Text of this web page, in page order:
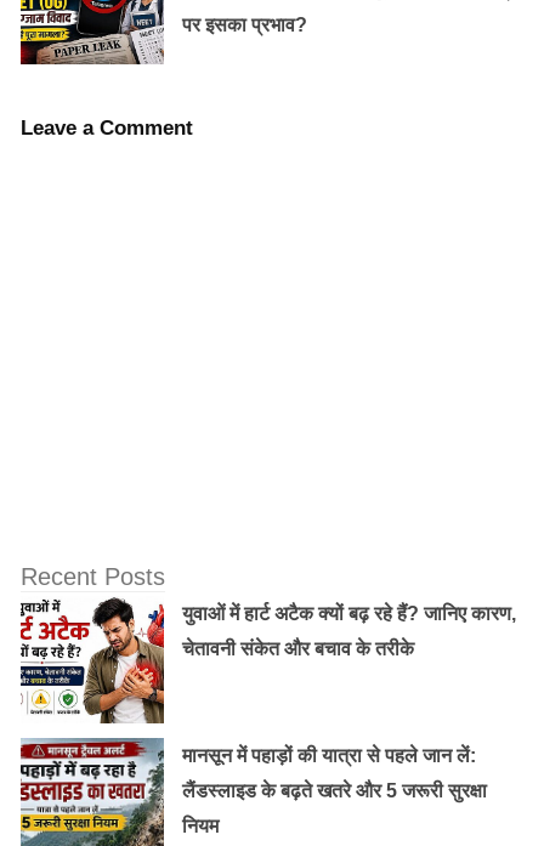
लेते।
Gallileo की medical shop थी फिर भी उसने थोडा-
Henry Kirak ने घर से office तक पैदल आने-जाने के
के सैनिक उसका सामना करने के लिए पाँच मिनट देरी से
आये।
Waterloo के युद्ध में Napolean इसलिए बंदी बना लिया
गया क्योंकि उसका सेनापति पाँच मिनट देरी से आया।
महात्मा गाँधी दातुन करने से पहले शीशे पर गीता का
श्लोक चिपका लिया करते थे और दातुन करते समय याद कर
लिया करते थे, इस तरह से उन्होंने गीता के 13 अध्याय याद
कर लिए।
पर इसका प्रभाव?
Leave a Comment
Recent Posts
युवाओं में हार्ट अटैक क्यों बढ़ रहे हैं? जानिए कारण,
चेतावनी संकेत और बचाव के तरीके
मानसून में पहाड़ों की यात्रा से पहले जान लें:
लैंडस्लाइड के बढ़ते खतरे और 5 जरूरी सुरक्षा
नियम